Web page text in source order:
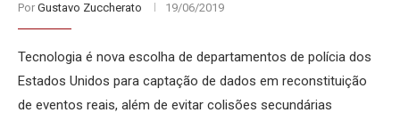
Por Gustavo Zuccherato 19/06/2019
Tecnologia é nova escolha de departamentos de polícia dos
Estados Unidos para captação de dados em reconstituição
de eventos reais, além de evitar colisões secundárias